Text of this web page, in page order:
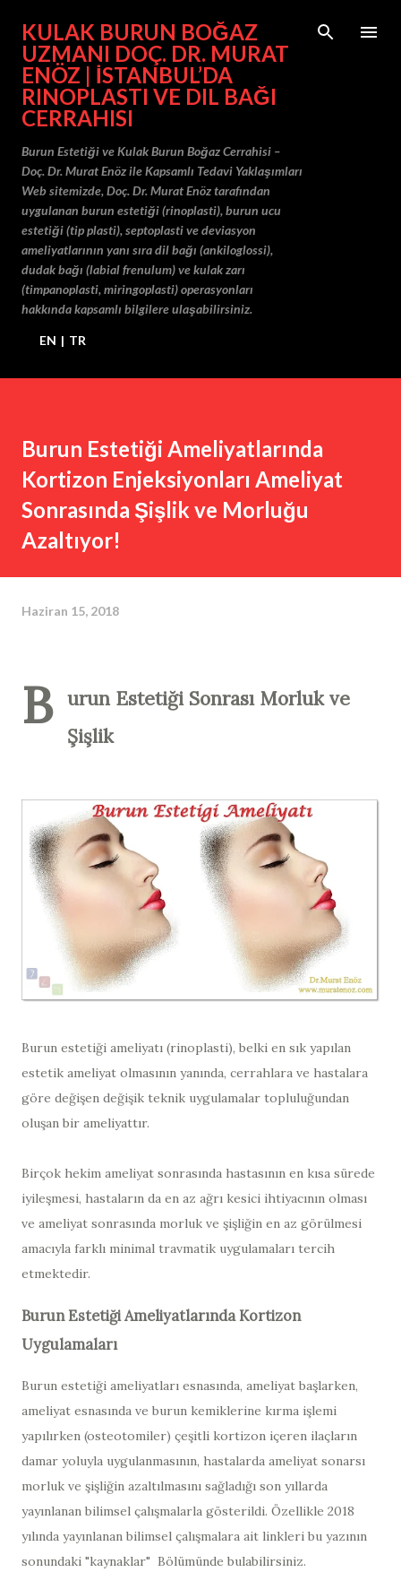
Ana içeriğe atla
KULAK BURUN BOĞAZ
UZMANI DOÇ. DR. MURAT
ENÖZ | İSTANBUL’DA
RINOPLASTI VE DIL BAĞI
CERRAHISI
Burun Estetiği ve Kulak Burun Boğaz Cerrahisi –
Doç. Dr. Murat Enöz ile Kapsamlı Tedavi Yaklaşımları
Web sitemizde, Doç. Dr. Murat Enöz tarafından
uygulanan burun estetiği (rinoplasti), burun ucu
estetiği (tip plasti), septoplasti ve deviasyon
ameliyatlarının yanı sıra dil bağı (ankiloglossi),
dudak bağı (labial frenulum) ve kulak zarı
(timpanoplasti, miringoplasti) operasyonları
hakkında kapsamlı bilgilere ulaşabilirsiniz.
EN | TR
Burun Estetiği Ameliyatlarında
Kortizon Enjeksiyonları Ameliyat
Sonrasında Şişlik ve Morluğu
Azaltıyor!
Haziran 15, 2018
B urun Estetiği Sonrası Morluk ve
Şişlik
Burun estetiği ameliyatı (rinoplasti), belki en sık yapılan
estetik ameliyat olmasının yanında, cerrahlara ve hastalara
göre değişen değişik teknik uygulamalar topluluğundan
oluşan bir ameliyattır.
Birçok hekim ameliyat sonrasında hastasının en kısa sürede
iyileşmesi, hastaların da en az ağrı kesici ihtiyacının olması
ve ameliyat sonrasında morluk ve şişliğin en az görülmesi
amacıyla farklı minimal travmatik uygulamaları tercih
etmektedir.
Burun Estetiği Ameliyatlarında Kortizon
Uygulamaları
Burun estetiği ameliyatları esnasında, ameliyat başlarken,
ameliyat esnasında ve burun kemiklerine kırma işlemi
yapılırken (osteotomiler) çeşitli kortizon içeren ilaçların
damar yoluyla uygulanmasının, hastalarda ameliyat sonarsı
morluk ve şişliğin azaltılmasını sağladığı son yıllarda
yayınlanan bilimsel çalışmalarla gösterildi. Özellikle 2018
yılında yayınlanan bilimsel çalışmalara ait linkleri bu yazının
sonundaki "kaynaklar" Bölümünde bulabilirsiniz.